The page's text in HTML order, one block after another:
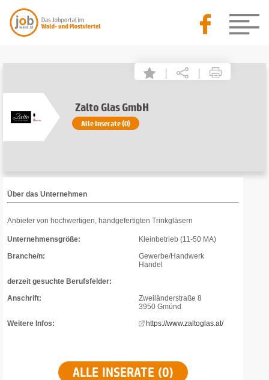
| |
Zalto Glas GmbH
Alle Inserate (0)
Über das Unternehmen
Anbieter von hochwertigen, handgefertigten Trinkgläsern
Unternehmensgröße:
Kleinbetrieb (11-50 MA)
Branche/n:
Gewerbe/Handwerk
Handel
derzeit gesuchte Berufsfelder:
Anschrift:
Zweiländerstraße 8
3950 Gmünd
Weitere Infos:
https://www.zaltoglas.at/
ALLE INSERATE (0)